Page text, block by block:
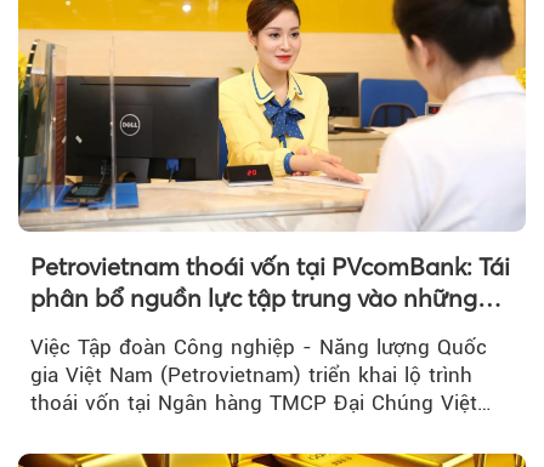
Petrovietnam thoái vốn tại PVcomBank: Tái
phân bổ nguồn lực tập trung vào những
Việc Tập đoàn Công nghiệp - Năng lượng Quốc
gia Việt Nam (Petrovietnam) triển khai lộ trình
thoái vốn tại Ngân hàng TMCP Đại Chúng Việt